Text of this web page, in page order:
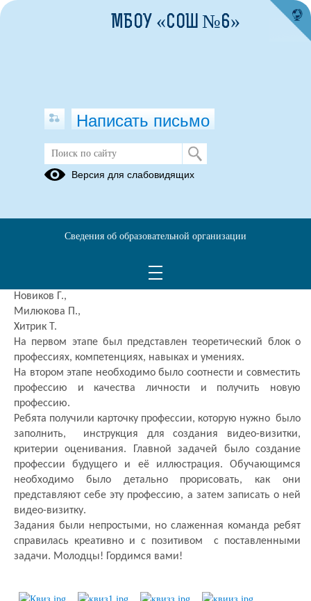
Квиз "Создаем будущее"
Обучающиеся 10 "А" класса приняли участие в квизе по
созданию новых профессии "Создаем будущее",
Екатеринбурга. Команду "Профессора" представляли:
Новиков Г.,
Милюкова П.,
Хитрик Т.
На первом этапе был представлен теоретический блок о
профессиях, компетенциях, навыках и умениях.
На втором этапе необходимо было соотнести и совместить
профессию и качества личности и получить новую
профессию.
Ребята получили карточку профессии, которую нужно было
заполнить, инструкция для создания видео-визитки,
критерии оценивания. Главной задачей было создание
профессии будущего и её иллюстрация. Обучающимся
необходимо было детально прорисовать, как они
представляют себе эту профессию, а затем записать о ней
видео-визитку.
Задания были непростыми, но слаженная команда ребят
справилась креативно и с позитивом с поставленными
задачи. Молодцы! Гордимся вами!
МБОУ «СОШ №6»
Написать письмо
Версия для слабовидящих
Сведения об образовательной организации